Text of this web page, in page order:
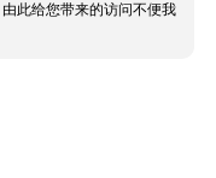
此给您带来的访问不便我